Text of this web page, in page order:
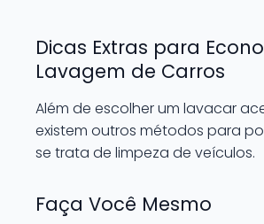
Dicas Extras para
Lavagem de Carros
Além de escolher um lavacar
existem outros métodos para
se trata de limpeza de veículos.
Faça Você Mesmo